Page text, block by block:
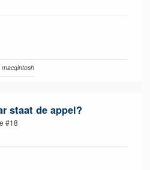
staat de appel?
#18